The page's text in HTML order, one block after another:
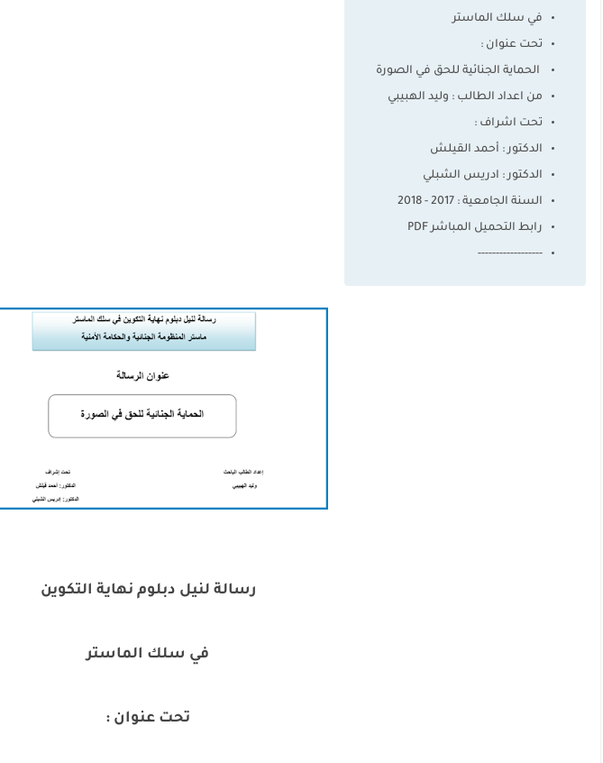
في سلك الماستر
تحت عنوان :
الحماية الجنائية للحق في الصورة
من اعداد الطالب : وليد الهبيبي
تحت اشراف :
الدكتور : أحمد القيلش
الدكتور : ادريس الشبلي
السنة الجامعية : 2017 - 2018
رابط التحميل المباشر PDF
------------------
رسالة لنيل دبلوم نهاية التكوين
في سلك الماستر
تحت عنوان :